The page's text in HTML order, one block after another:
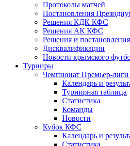
Протоколы матчей
Постановления
Решения КДК КФС
Решения АК КФС
Решения и
Дисквалификации
Новости крымского
Турниры
Чемпионат Премьер-
Календарь и
Турнирная таблица
Статистика
Команды
Новости
Кубок КФС
Календарь и
Статистика